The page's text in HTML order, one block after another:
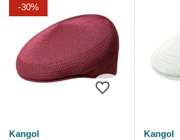
-30%
Kangol
Kangol